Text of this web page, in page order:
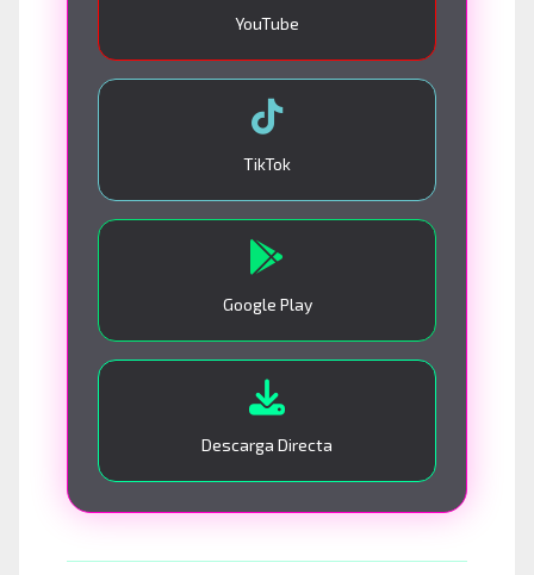
YouTube
TikTok
Google Play
Descarga Directa